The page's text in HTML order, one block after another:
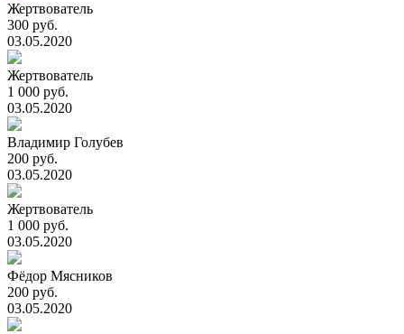
Жертвователь
300 руб.
03.05.2020
Жертвователь
1 000 руб.
03.05.2020
Владимир Голубев
200 руб.
03.05.2020
Жертвователь
1 000 руб.
03.05.2020
Фёдор Мясников
200 руб.
03.05.2020